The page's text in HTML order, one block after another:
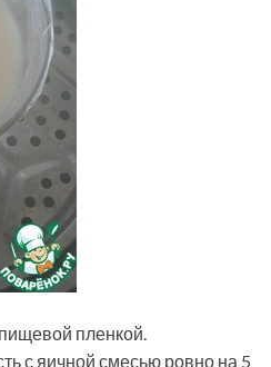
пленкой.
с яичной смесью ровно на 5